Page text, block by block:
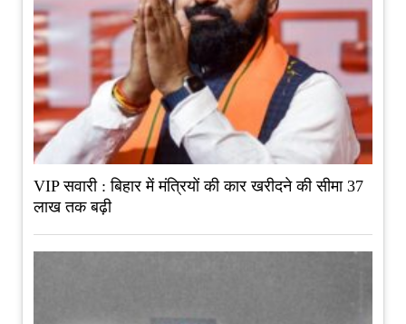
VIP सवारी : बिहार में मंत्रियों की कार खरीदने की सीमा 37
लाख तक बढ़ी